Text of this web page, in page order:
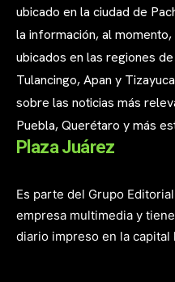
ubicado en la ciudad de
la información, al
ubicados en las regiones
Tulancingo, Apan y
sobre las noticias más
Puebla, Querétaro y más
Plaza Juárez
Es parte del Grupo
empresa multimedia y
diario impreso en la capital